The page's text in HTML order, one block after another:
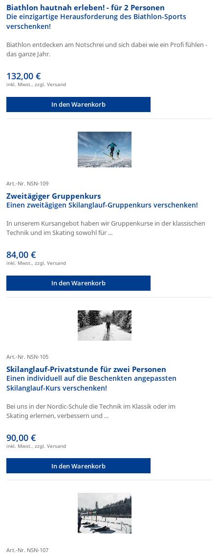
Biathlon hautnah erleben! - für 2 Personen
Die einzigartige Herausforderung des Biathlon-Sports
verschenken!
Biathlon entdecken am Notschrei und sich dabei wie ein Profi fühlen -
das ganze Jahr.
132,00 €
inkl. Mwst., zzgl. Versand
In den Warenkorb
Art.-Nr. NSN-109
Zweitägiger Gruppenkurs
Einen zweitägigen Skilanglauf-Gruppenkurs verschenken!
In unserem Kursangebot haben wir Gruppenkurse in der klassischen
Technik und im Skating sowohl für ...
84,00 €
inkl. Mwst., zzgl. Versand
In den Warenkorb
Art.-Nr. NSN-105
Skilanglauf-Privatstunde für zwei Personen
Einen individuell auf die Beschenkten angepassten
Skilanglauf-Kurs verschenken!
Bei uns in der Nordic-Schule die Technik im Klassik oder im
Skating erlernen, verbessern und ...
90,00 €
inkl. Mwst., zzgl. Versand
In den Warenkorb
Art.-Nr. NSN-107